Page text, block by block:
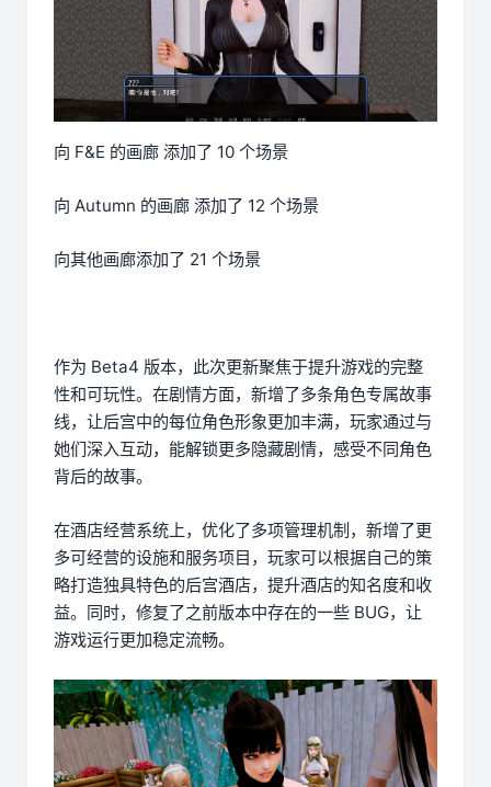
向 F&E 的画廊 添加了 10 个场景
向 Autumn 的画廊 添加了 12 个场景
向其他画廊添加了 21 个场景
作为 Beta4 版本，此次更新聚焦于提升游戏的完整
性和可玩性。在剧情方面，新增了多条角色专属故事
线，让后宫中的每位角色形象更加丰满，玩家通过与
她们深入互动，能解锁更多隐藏剧情，感受不同角色
背后的故事。
在酒店经营系统上，优化了多项管理机制，新增了更
多可经营的设施和服务项目，玩家可以根据自己的策
略打造独具特色的后宫酒店，提升酒店的知名度和收
益。同时，修复了之前版本中存在的一些 BUG，让
游戏运行更加稳定流畅。